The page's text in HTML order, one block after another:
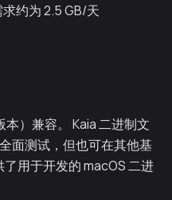
约为 2.5 GB/天
本）兼容。 Kaia 二进制文
面测试，但也可在其他基
用于开发的 macOS 二进